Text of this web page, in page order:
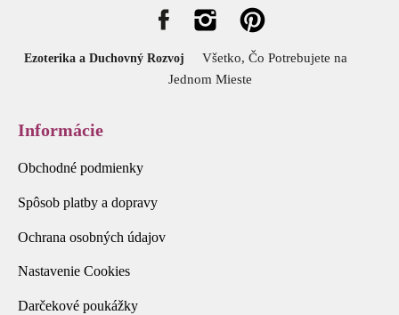
Ezoterika a Duchovný Rozvoj
Všetko, Čo Potrebujete na
Jednom Mieste
Informácie
Obchodné podmienky
Spôsob platby a dopravy
Ochrana osobných údajov
Nastavenie Cookies
Darčekové poukážky